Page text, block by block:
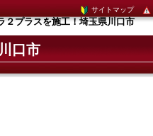
サイトマップ
２プラスを施工！埼玉県川口市
口市